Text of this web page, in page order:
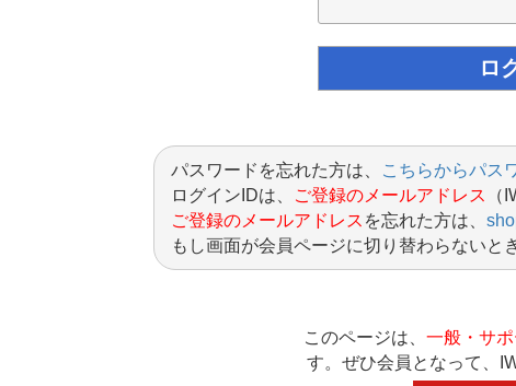
パスワードを忘れた方は、 こちらからパス
ログインIDは、
ご登録のメールアドレス （
ご登録のメールアドレス を忘れた方は、
もし画面が会員ページに切り替わらないと
このページは、 一般・サ
す。ぜひ会員となって、